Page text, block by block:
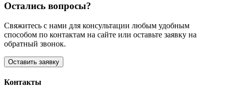
Остались вопросы?
Свяжитесь с нами для консультации любым удобным
способом по контактам на сайте или оставьте заявку на
обратный звонок.
Оставить заявку
Контакты